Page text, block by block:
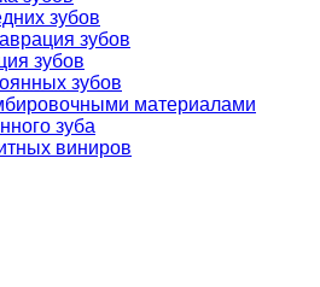
зубов
зубов
зубов
зубов
материалами
зуба
виниров